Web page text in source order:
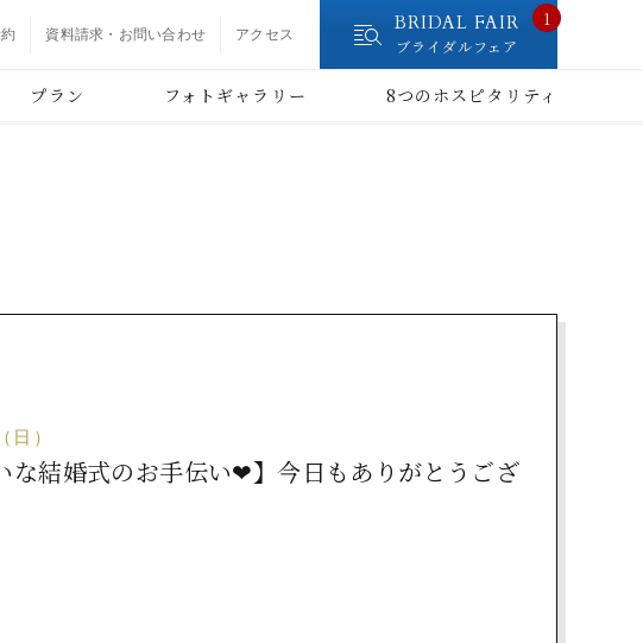
資料請求・お問い合わせ アクセス BRIDAL FAIR
ブライダルフェア
1
プラン フォトギャラリー 8つのホスピタリティ
日）
な結婚式のお手伝い❤】今日もありがとうござ